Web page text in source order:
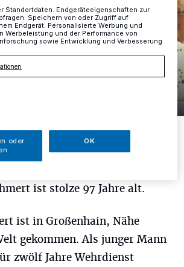
ist stolze 97 Jahre alt.
ist in Großenhain, Nähe
gekommen. Als junger Mann
zwölf Jahre Wehrdienst
Standortdaten. Endgeräteeigenschaften zur
Speichern von oder Zugriff auf
Endgerät. Personalisierte Werbung und
Werbeleistung und der Performance von
sowie Entwicklung und Verbesserung
oder
OK